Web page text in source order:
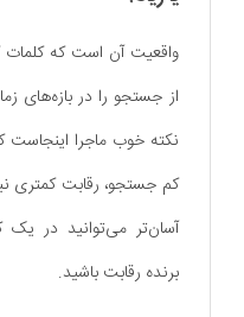
واقعیت آن است که کلمات
از جستجو را در بازه‌های
نکته خوب ماجرا اینجاست
کم جستجو، رقابت کمتری
آسان‌تر می‌توانید در یک
برنده رقابت باشید.